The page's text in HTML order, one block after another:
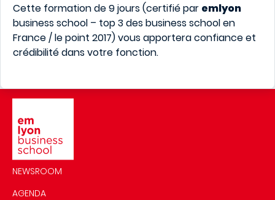
Cette formation de 9 jours (certifié par emlyon
business school – top 3 des business school en
France / le point 2017) vous apportera confiance et
crédibilité dans votre fonction.
NEWSROOM
AGENDA